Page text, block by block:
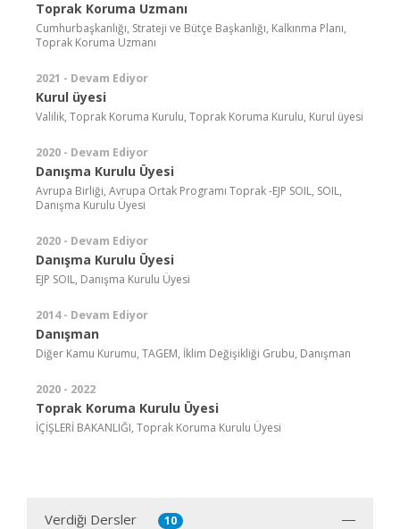
Toprak Koruma Uzmanı
Cumhurbaşkanlığı, Strateji ve Bütçe Başkanlığı, Kalkınma Planı,
Toprak Koruma Uzmanı
2021 - Devam Ediyor
Kurul üyesi
Valilik, Toprak Koruma Kurulu, Toprak Koruma Kurulu, Kurul üyesi
2020 - Devam Ediyor
Danışma Kurulu Üyesi
Avrupa Birliği, Avrupa Ortak Programı Toprak -EJP SOIL, SOIL,
Danışma Kurulu Üyesi
2020 - Devam Ediyor
Danışma Kurulu Üyesi
EJP SOIL, Danışma Kurulu Üyesi
2014 - Devam Ediyor
Danışman
Diğer Kamu Kurumu, TAGEM, İklim Değişikliği Grubu, Danışman
2020 - 2022
Toprak Koruma Kurulu Üyesi
İÇİŞLERİ BAKANLIĞI, Toprak Koruma Kurulu Üyesi
Verdiği Dersler 10